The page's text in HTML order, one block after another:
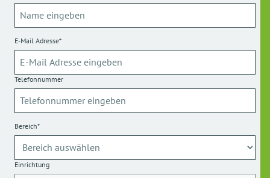
E-Mail Adresse*
Telefonnummer
Bereich*
Einrichtung